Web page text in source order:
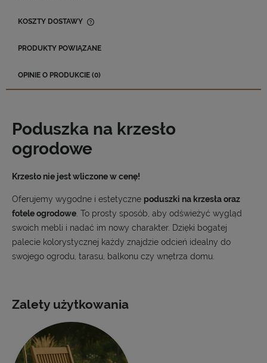
KOSZTY DOSTAWY
PRODUKTY POWIĄZANE
OPINIE O PRODUKCIE (0)
Poduszka na krzesło
ogrodowe
Krzesło nie jest wliczone w cenę!
Oferujemy wygodne i estetyczne poduszki na krzesła oraz
fotele ogrodowe. To prosty sposób, aby odświeżyć wygląd
swoich mebli i nadać im nowy charakter. Dzięki bogatej
palecie kolorystycznej każdy znajdzie odcień idealny do
swojego ogrodu, tarasu, balkonu czy wnętrza domu.
Zalety użytkowania